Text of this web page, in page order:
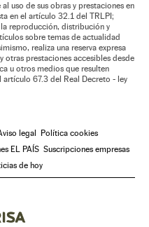
uso de sus obras y prestaciones en
en el artículo 32.1 del TRLPI;
reproducción, distribución y
sobre temas de actualidad
realiza una reserva expresa
otras prestaciones accesibles desde
u otros medios que resulten
67.3 del Real Decreto - ley
legal
Política cookies
EL PAÍS Suscripciones empresas
de hoy